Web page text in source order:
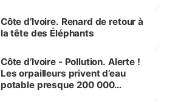
Côte d’Ivoire. Renard de retour à
la tête des Éléphants
Côte d’Ivoire - Pollution. Alerte !
Les orpailleurs privent d’eau
potable presque 200 000